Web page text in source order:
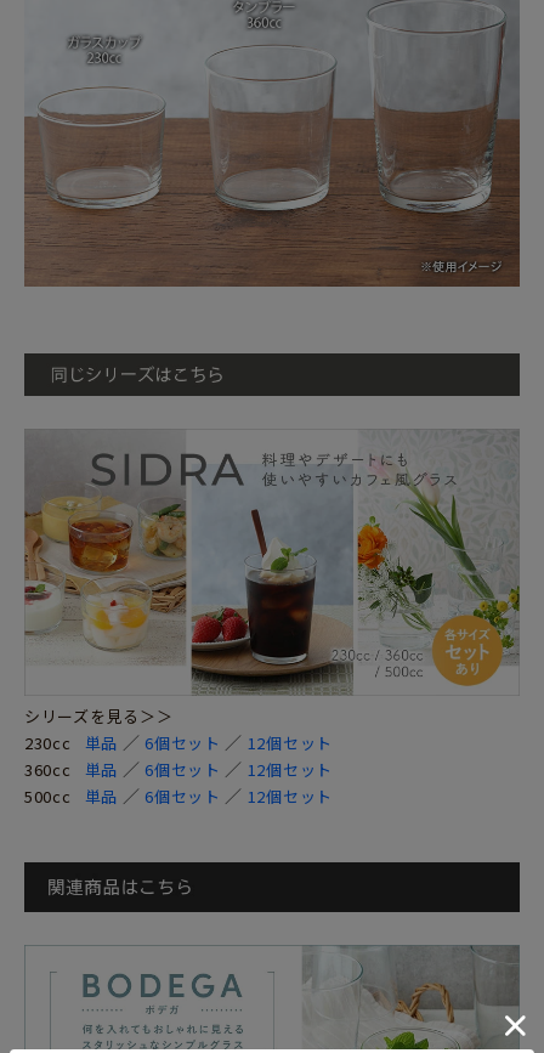
シリーズを見る＞＞
230cc
単品 ／ 6個セット ／ 12個セット
360cc
単品 ／ 6個セット ／ 12個セット
500cc
単品 ／ 6個セット ／ 12個セット